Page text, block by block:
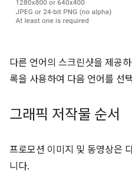
다른 언어의 스크린샷을 제공
록을 사용하여 다음 언어를 선
그래픽 저작물 순서
프로모션 이미지 및 동영상은
니다.